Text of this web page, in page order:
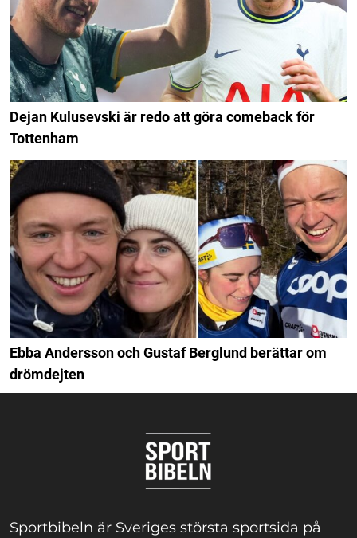
Dejan Kulusevski är redo att göra comeback för
Tottenham
Ebba Andersson och Gustaf Berglund berättar om
drömdejten
Sportbibeln är Sveriges största sportsida på